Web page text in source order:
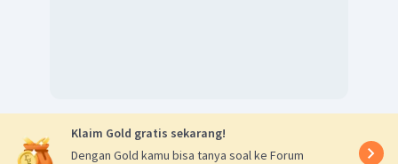
Klaim Gold gratis sekarang!
Dengan Gold kamu bisa tanya soal ke Forum